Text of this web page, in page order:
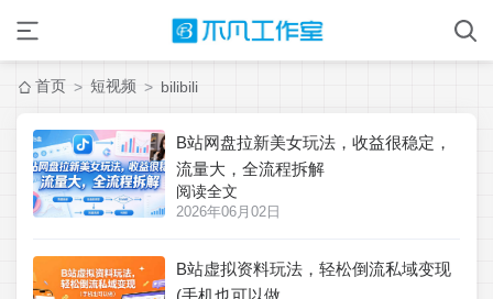
首页 > 短视频 > bilibili
B站网盘拉新美女玩法，收益很稳定，
流量大，全流程拆解
阅读全文
2026年06月02日
B站虚拟资料玩法，轻松倒流私域变现
(手机也可以做